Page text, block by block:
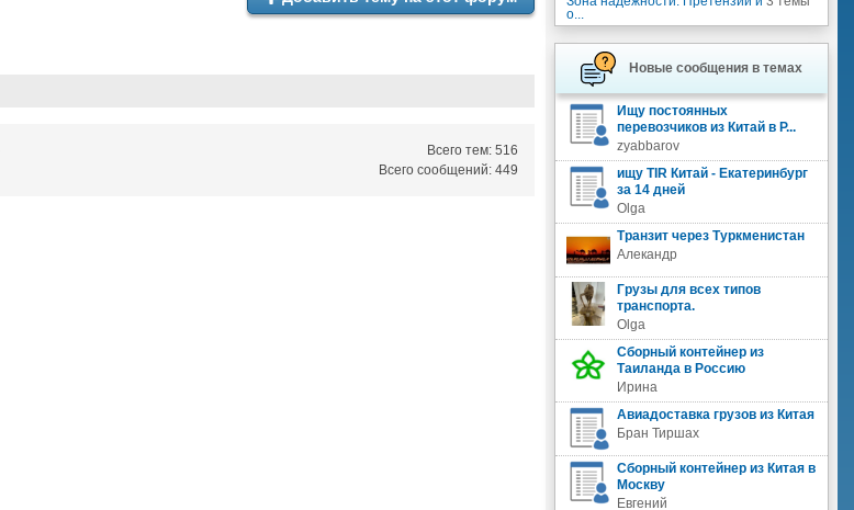
Всего тем: 516
Всего сообщений: 449
о...
Новые сообщения в темах
Ищу постоянных
перевозчиков из Китай в Р...
zyabbarov
ищу TIR Китай - Екатеринбург
за 14 дней
Olga
Транзит через Туркменистан
Алекандр
Грузы для всех типов
транспорта.
Olga
Сборный контейнер из
Таиланда в Россию
Ирина
Авиадоставка грузов из Китая
Бран Тиршах
Сборный контейнер из Китая в
Москву
Евгений